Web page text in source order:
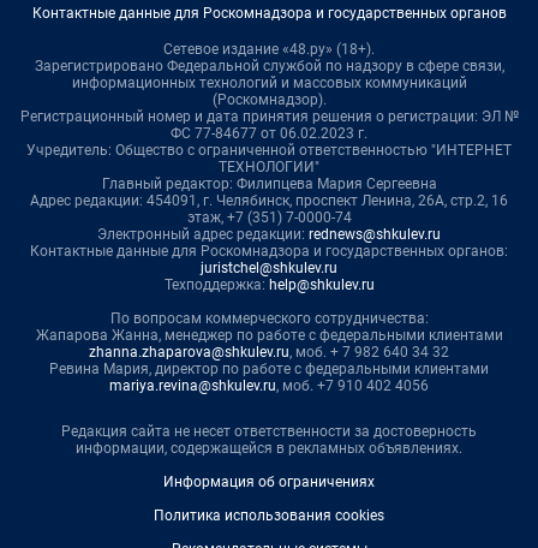
Контактные данные для Роскомнадзора и государственных органов
Сетевое издание «48.ру» (18+).
Зарегистрировано Федеральной службой по надзору в сфере связи,
информационных технологий и массовых коммуникаций
(Роскомнадзор).
Регистрационный номер и дата принятия решения о регистрации: ЭЛ №
ФС 77-84677 от 06.02.2023 г.
Учредитель: Общество с ограниченной ответственностью "ИНТЕРНЕТ
ТЕХНОЛОГИИ"
Главный редактор: Филипцева Мария Сергеевна
Адрес редакции: 454091, г. Челябинск, проспект Ленина, 26А, стр.2, 16
этаж, +7 (351) 7-0000-74
Электронный адрес редакции: rednews@shkulev.ru
Контактные данные для Роскомнадзора и государственных органов:
juristchel@shkulev.ru
Техподдержка: help@shkulev.ru
По вопросам коммерческого сотрудничества:
Жапарова Жанна, менеджер по работе с федеральными клиентами
zhanna.zhaparova@shkulev.ru, моб. + 7 982 640 34 32
Ревина Мария, директор по работе с федеральными клиентами
mariya.revina@shkulev.ru, моб. +7 910 402 4056
Редакция сайта не несет ответственности за достоверность
информации, содержащейся в рекламных объявлениях.
Информация об ограничениях
Политика использования cookies